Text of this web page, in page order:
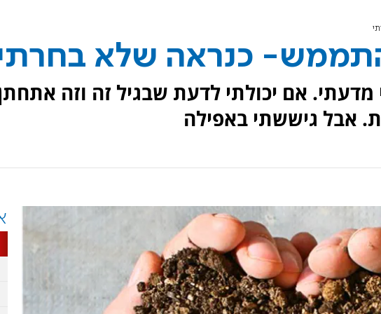
כנראה שלא
מדעתי. אם יכולתי לדעת שבגיל זה וזה
אבל גיששתי באפילה